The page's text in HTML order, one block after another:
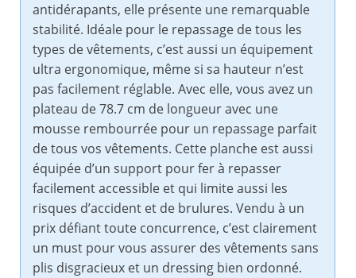
antidérapants, elle présente une remarquable
stabilité. Idéale pour le repassage de tous les
types de vêtements, c’est aussi un équipement
ultra ergonomique, même si sa hauteur n’est
pas facilement réglable. Avec elle, vous avez un
plateau de 78.7 cm de longueur avec une
mousse rembourrée pour un repassage parfait
de tous vos vêtements. Cette planche est aussi
équipée d’un support pour fer à repasser
facilement accessible et qui limite aussi les
risques d’accident et de brulures. Vendu à un
prix défiant toute concurrence, c’est clairement
un must pour vous assurer des vêtements sans
plis disgracieux et un dressing bien ordonné.